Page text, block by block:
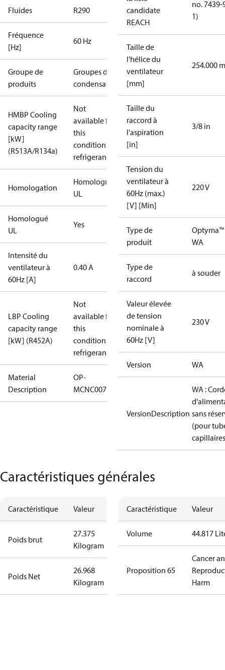
Fluides R290
Fréquence
[Hz]
60 Hz
Groupe de
produits
Groupes de
condensation
HMBP Cooling
capacity range
[kW]
(R513A/R134a)
Not
available for
this
condition /
refrigerant
Homologation
Homologué
UL
Homologué
UL
Yes
Intensité du
ventilateur à
60Hz [A]
0.40 A
LBP Cooling
capacity range
[kW] (R452A)
Not
available for
this
condition /
refrigerant
Material
Description
OP-
MCNC0075RWA002N
candidate
REACH
no. 7439-
1)
Taille de
l'hélice du
ventilateur
[mm]
254.000
Taille du
raccord à
l'aspiration
[in]
3/8 in
Tension du
ventilateur à
60Hz (max.)
[V] [Min]
220 V
Type de
produit
Optyma™
WA
Type de
raccord
à souder
Valeur élevée
de tension
nominale à
60Hz [V]
230 V
Version WA
VersionDescription
WA :
sans
(pour
Caractéristiques générales
Caractéristique Valeur
Poids brut
27.375
Kilogram
Poids Net
26.968
Kilogram
Caractéristique Valeur
Volume 44.817
Proposition 65
Cancer
Harm